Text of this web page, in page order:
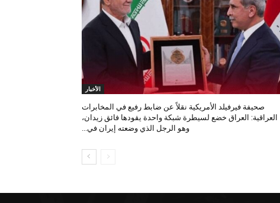
الأخبار
صحيفة فيرفيلد الأمريكية نقلاً عن ضابط رفيع في المخابرات
العراقية: العراق خضع لسيطرة شبكة واحدة يقودها فائق زيدان،
وهو الرجل الذي وضعته إيران في...